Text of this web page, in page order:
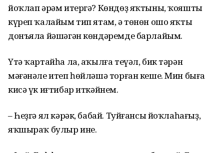
йоҡлап әрәм итергә? Көндөҙ яҡтыны, ҡояшты
күреп ҡалайым тип ятам, ә төнөн ошо яҡты
донъяла йәшәгән көндәремде барлайым.
Үтә ҡартайһа ла, аҡылға теүәл, бик тәрән
мәғәнәле итеп һөйләшә торған кеше. Мин быға
кисә үк иғтибар иткәйнем.
– Һеҙгә ял кәрәк, бабай. Туйғансы йоҡлаһағыҙ,
яҡшыраҡ булыр ине.